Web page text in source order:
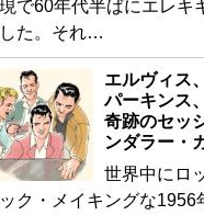
で60年代半ばにエレキ
た。それ…
エルヴィス
パーキンス
奇跡のセッ
ンダラー・
世界中にロ
ク・メイキングな1956